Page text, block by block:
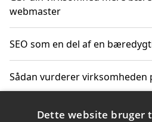
webmaster
SEO som en del af en
Sådan vurderer virksomheden
Sådan får du hjælp til en
Dette website bruger